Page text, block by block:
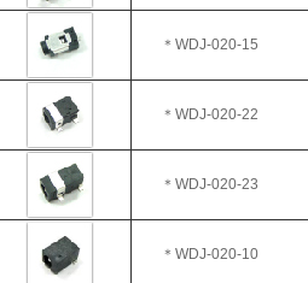
＊WDJ-020-15
＊WDJ-020-22
＊WDJ-020-23
＊WDJ-020-10